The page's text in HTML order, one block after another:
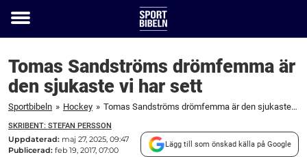
Toggle
Tomas Sandströms drömfemma är
den sjukaste vi har sett
Sportbibeln » Hockey » Tomas Sandströms drömfemma är den sjukaste vi har sett
SKRIBENT: STEFAN PERSSON
Uppdaterad: maj 27, 2025, 09:47
Publicerad: feb 19, 2017, 07:00
Lägg till som önskad källa på Google